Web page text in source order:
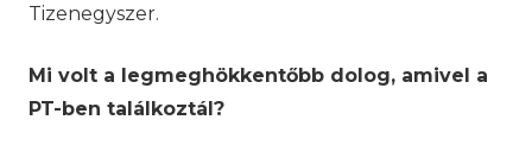
Tizenegyszer.
Mi volt a legmeghökkentőbb dolog, amivel a
PT-ben találkoztál?